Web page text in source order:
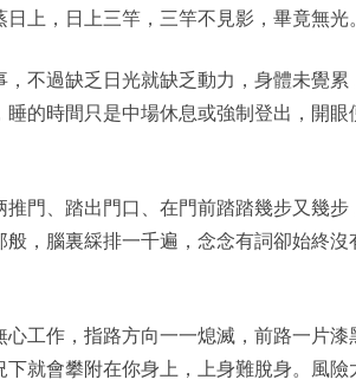
上，日上三竿，三竿不見影，畢竟無光。
不過缺乏日光就缺乏動力，身體未覺累
的時間只是中場休息或強制登出，開眼
門、踏出門口、在門前踏踏幾步又幾步
，腦裏綵排一千遍，念念有詞卻始終沒
工作，指路方向一一熄滅，前路一片漆
就會攀附在你身上，上身難脫身。風險